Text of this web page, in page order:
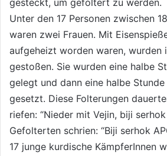
gesteckt, um gefoltert zu werden.
Unter den 17 Personen zwischen
waren zwei Frauen. Mit
aufgeheizt worden waren, wurden
gestoßen. Sie wurden eine halbe
gelegt und dann eine halbe Stunde
gesetzt. Diese Folterungen
riefen: “Nieder mit Vejin, biji
Gefolterten schrien: “Biji serhok
17 junge kurdische KämpferInnen